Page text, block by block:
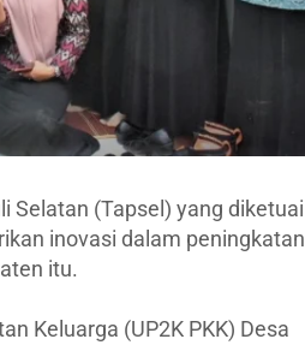
Selatan (Tapsel) yang diketuai
inovasi dalam peningkatan
itu.
Keluarga (UP2K PKK) Desa